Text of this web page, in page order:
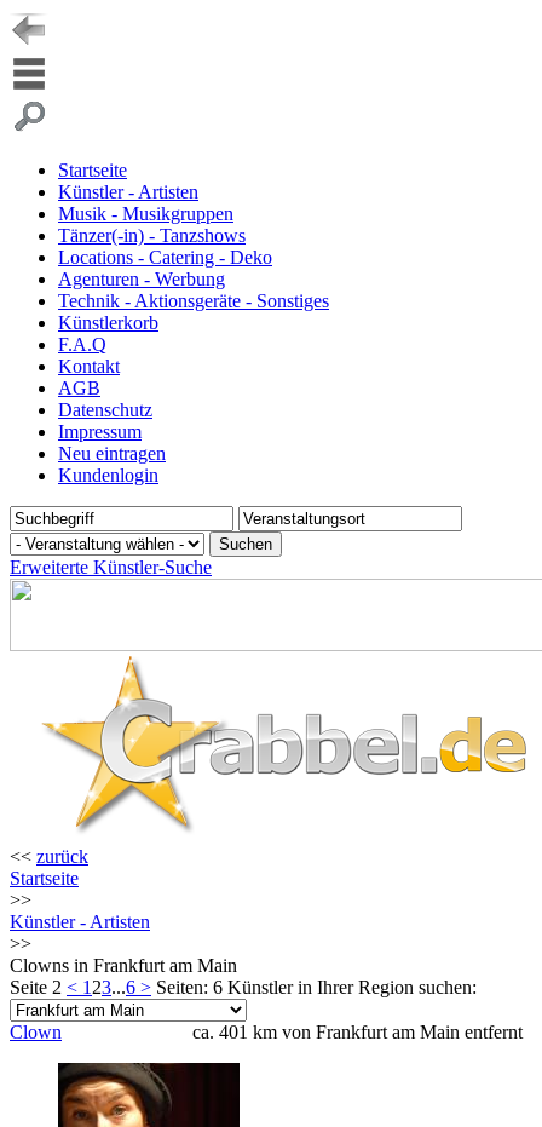
Startseite
Künstler - Artisten
Musik - Musikgruppen
Tänzer(-in) - Tanzshows
Locations - Catering - Deko
Agenturen - Werbung
Technik - Aktionsgeräte - Sonstiges
Künstlerkorb
F.A.Q
Kontakt
AGB
Datenschutz
Impressum
Neu eintragen
Kundenlogin
Erweiterte Künstler-Suche
<< zurück
Startseite
>>
Künstler - Artisten
>>
Clowns in Frankfurt am Main
Seite 2 < 1 23...6 > Seiten: 6 Künstler in Ihrer Region suchen:
ca. 401 km von Frankfurt am Main entfernt
Clown